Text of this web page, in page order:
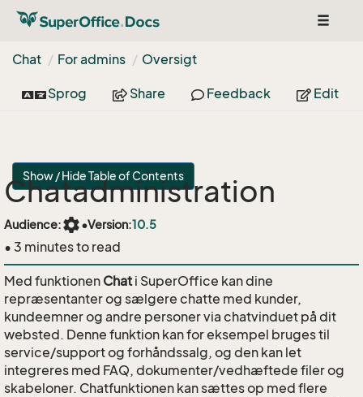
Toggle
Chat
For admins Oversigt
Sprog Share Feedback Edit
Show / Hide Table of Contents
Chatadministration
Audience:settings•Version:10.5
• 3 minutes to read
Med funktionen Chati SuperOffice kan dine
repræsentanter og sælgere chatte med kunder,
kundeemner og andre personer via chatvinduet på dit
websted. Denne funktion kan for eksempel bruges til
service/support og forhåndssalg, og den kan let
integreres med FAQ, dokumenter/vedhæftede filer og
skabeloner. Chatfunktionen kan sættes op med flere